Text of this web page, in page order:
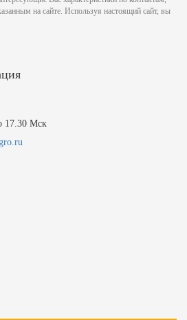
17.30 Мск
на сайте. Используя настоящий сайт, вы